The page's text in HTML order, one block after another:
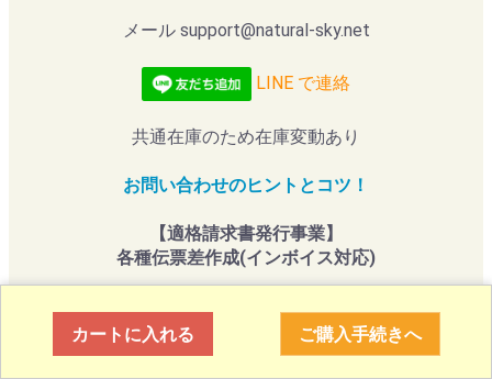
メール support@natural-sky.net
LINE で連絡
共通在庫のため在庫変動あり
お問い合わせのヒントとコツ！
【適格請求書発行事業】
各種伝票差作成(インボイス対応)
簡単注文！(会員登録なし)
カートに入れる ご購入手続きへ